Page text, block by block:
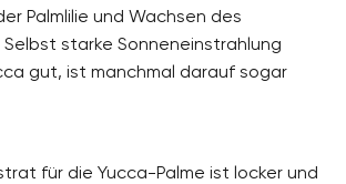
Palmlilie und Wachsen des
Selbst starke Sonneneinstrahlung
gut, ist manchmal darauf sogar
für die Yucca-Palme ist locker und